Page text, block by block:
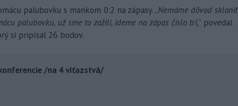
palubovku s mankom 0:2 na zápasy. „Nemáme dôvod skloniť
palubovku, už sme to zažili, ideme na zápas číslo tri,“ povedal
si pripísal 26 bodov.
/na 4 víťazstvá/